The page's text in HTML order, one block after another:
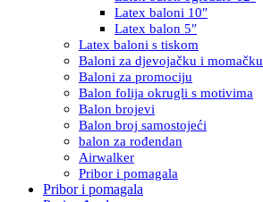
Latex baloni 10″
Latex balon 5″
Latex baloni s tiskom
Baloni za djevojačku i momačku
Baloni za promociju
Balon folija okrugli s motivima
Balon brojevi
Balon broj samostojeći
balon za rođendan
Airwalker
Pribor i pomagala
Pribor i pomagala